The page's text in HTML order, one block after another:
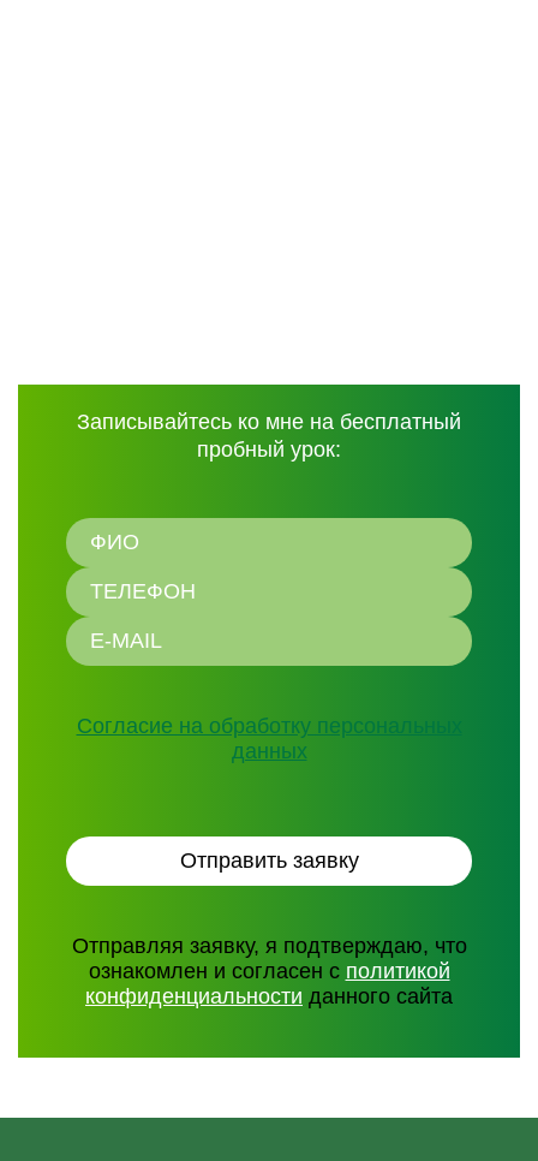
Записывайтесь ко мне на бесплатный
пробный урок:
Согласие на обработку персональных
данных
Отправляя заявку, я подтверждаю, что
ознакомлен и согласен с политикой
конфиденциальности данного сайта